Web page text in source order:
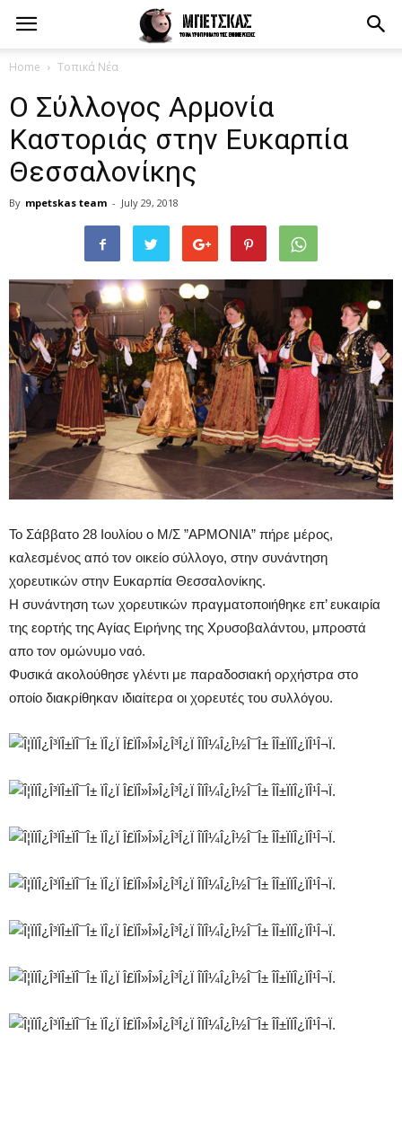
Home Τοπικά Νέα
Ο Σύλλογος Αρμονία
Καστοριάς στην Ευκαρπία
Θεσσαλονίκης
By mpetskas team - July 29, 2018
Το Σάββατο 28 Ιουλίου ο Μ/Σ ”ΑΡΜΟΝΙΑ” πήρε μέρος,
καλεσμένος από τον οικείο σύλλογο, στην συνάντηση
χορευτικών στην Ευκαρπία Θεσσαλονίκης.
Η συνάντηση των χορευτικών πραγματοποιήθηκε επ’ ευκαιρία
της εορτής της Αγίας Ειρήνης της Χρυσοβαλάντου, μπροστά
απο τον ομώνυμο ναό.
Φυσικά ακολούθησε γλέντι με παραδοσιακή ορχήστρα στο
οποίο διακρίθηκαν ιδιαίτερα οι χορευτές του συλλόγου.